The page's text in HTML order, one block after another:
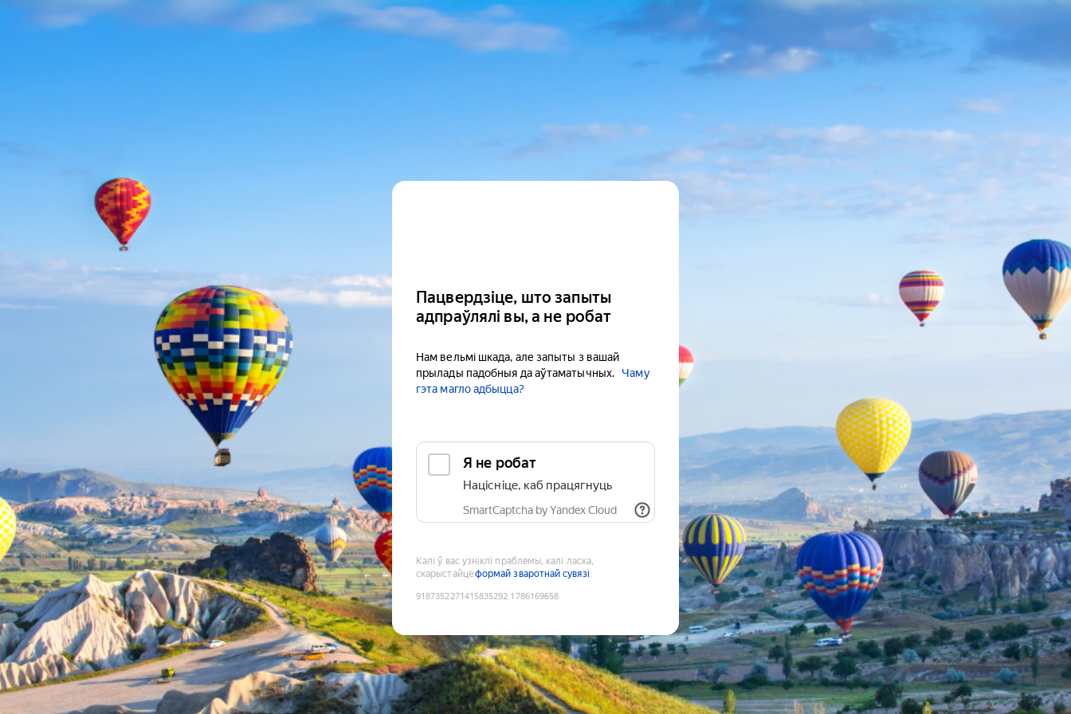
Пацвердзіце, што запыты
адпраўлялі вы, а не робат
Нам вельмі шкада, але запыты з вашай
прылады падобныя да аўтаматычных.
Чаму
гэта магло адбыцца?
Я не робат
Націсніце, каб працягнуць
SmartCaptcha by Yandex Cloud
Калі ў вас узніклі праблемы, калі ласка,
скарыстайцеформай зваротнай сувязі
9187352271415835292:1786169658